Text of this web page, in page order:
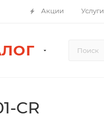
Акции Услуги
CR